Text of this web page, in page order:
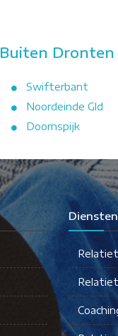
Buiten
Swifterbant
Noordeinde Gld
Doornspijk
Diensten